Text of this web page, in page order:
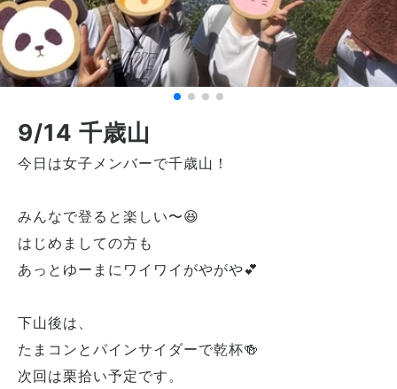
9/14 千歳山
今日は女子メンバーで千歳山！
みんなで登ると楽しい〜😆
はじめましての方も
あっとゆーまにワイワイがやがや💕
下山後は、
たまコンとパインサイダーで乾杯🍻
次回は栗拾い予定です。